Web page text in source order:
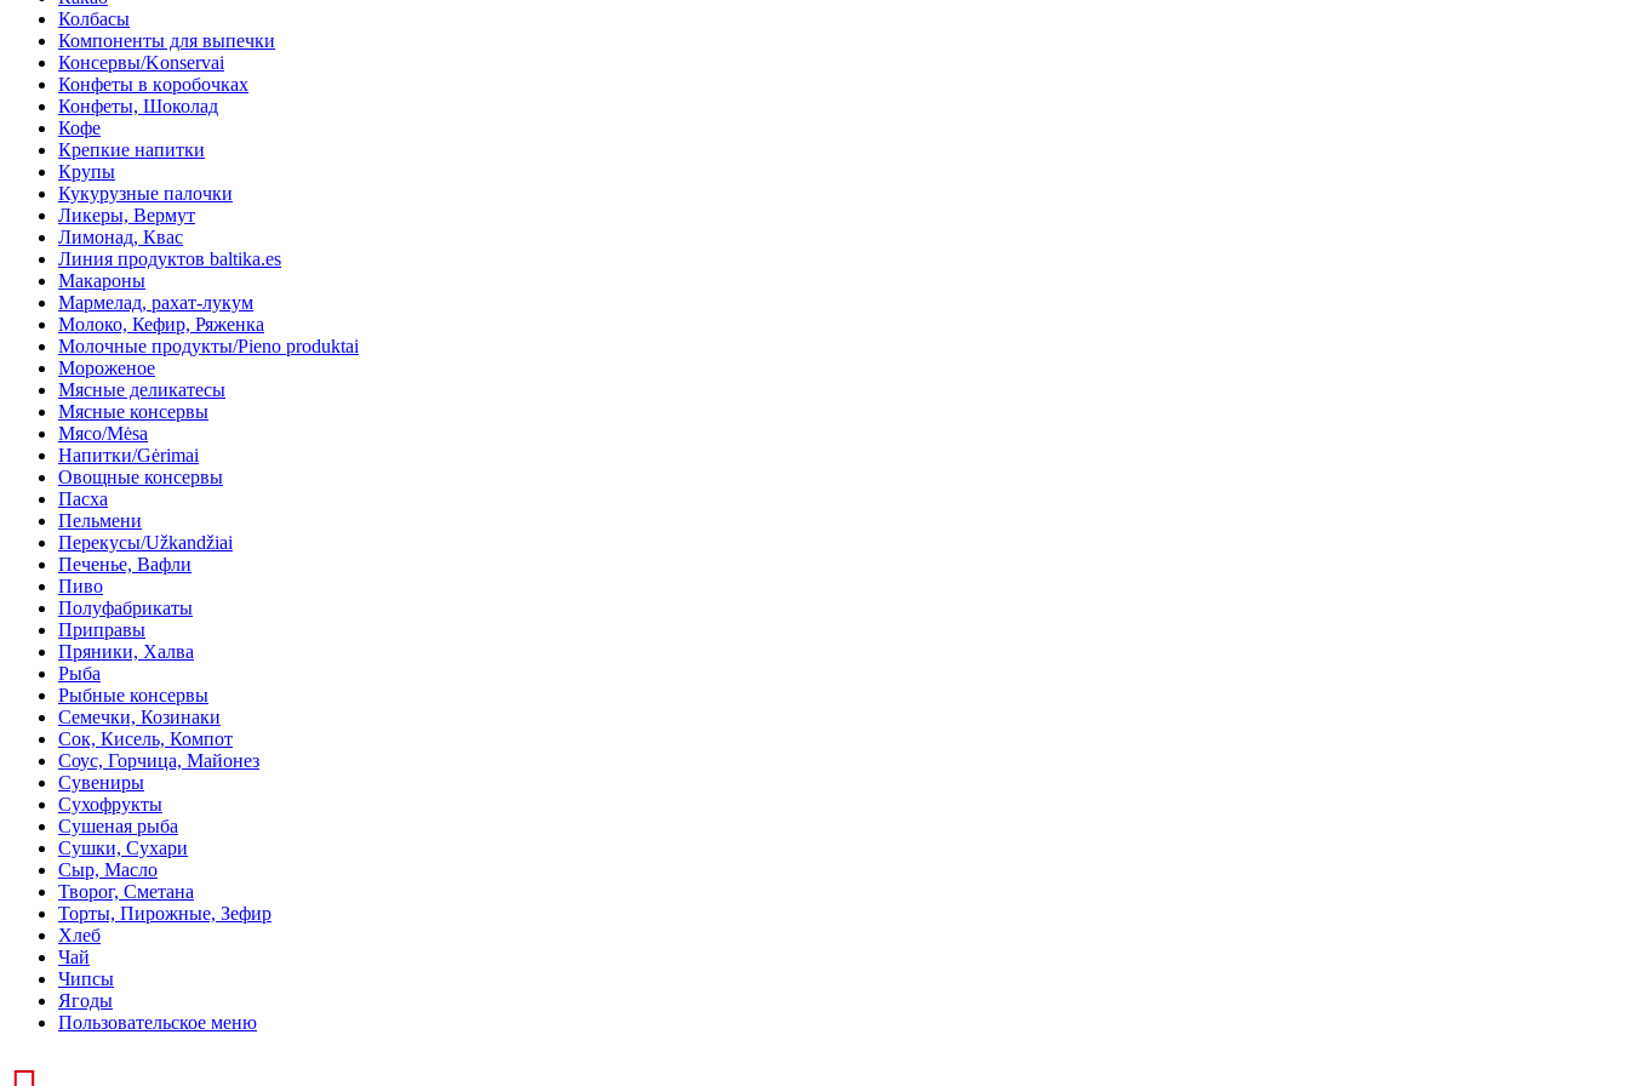
Колбасы
Компоненты для выпечки
Консервы/Konservai
Конфеты в кoробочках
Конфеты, Шоколад
Кофе
Крепкие напитки
Крупы
Кукурузные палочки
Ликеры, Вермут
Лимонад, Квас
Линия продуктов baltika.es
Макароны
Мармелад, рахат-лукум
Молоко, Кефир, Ряженка
Молочные продукты/Pieno produktai
Мороженое
Мясные деликатесы
Мясные консервы
Мясо/Mėsa
Напитки/Gėrimai
Овощные консервы
Пасха
Пельмени
Перекусы/Užkandžiai
Печенье, Вафли
Пиво
Полуфабрикаты
Приправы
Пряники, Халва
Рыба
Рыбные консервы
Семечки, Козинаки
Сок, Кисель, Компот
Соус, Горчица, Майонез
Сувениры
Сухофрукты
Сушеная рыба
Сушки, Сухари
Сыр, Масло
Творог, Сметана
Торты, Пирожные, Зефир
Хлеб
Чай
Чипсы
Ягоды
Пользовательское меню